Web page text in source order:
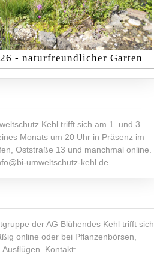
- naturfreundlicher Garten
Kehl trifft sich am 1. und 3.
Monats um 20 Uhr in Präsenz im
Oststraße 13 und manchmal online.
umweltschutz-kehl.de
der AG Blühendes Kehl trifft sich
online oder bei Pflanzenbörsen,
Ausflügen. Kontakt: